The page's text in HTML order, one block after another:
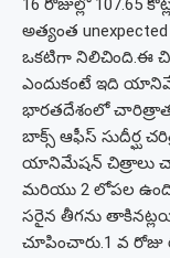
16 రోజుల్లో 107.65
అత్యంత
ఒకటిగా నిలిచింది.ఈ
ఎందుకంటే ఇది
భారతదేశంలో
బాక్స్ ఆఫీస్ సుదీర్ఘ
యానిమేషన్ చిత్రాలు
మరియు 2 లోపల
సరైన తీగను
చూపించారు.1 వ